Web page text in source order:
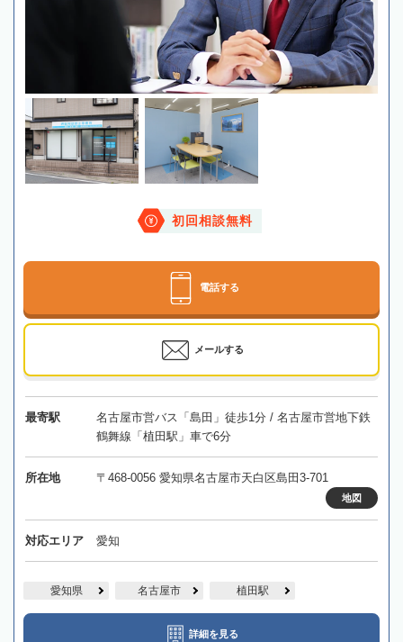
初回相談無料
電話する
メールする
最寄駅
名古屋市営バス「島田」徒歩1分 / 名古屋市営地下鉄
鶴舞線「植田駅」車で6分
所在地 〒468-0056 愛知県名古屋市天白区島田3-701
地図
対応エリア 愛知
愛知県 名古屋市 植田駅
詳細を見る